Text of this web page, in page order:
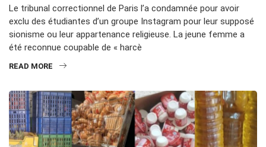
Le tribunal correctionnel de Paris l’a condamnée pour avoir
exclu des étudiantes d’un groupe Instagram pour leur supposé
sionisme ou leur appartenance religieuse. La jeune femme a
été reconnue coupable de « harcè
READ MORE